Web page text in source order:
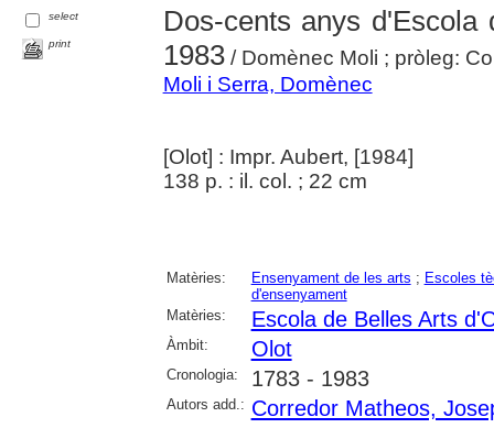
select
print
Dos-cents anys
1983/ Domènec Moli ; pròleg:
Moli i Serra, Domènec
[Olot] : Impr. Aubert, [1984]
138 p. : il. col. ; 22 cm
Matèries: Ensenyament de les arts ; Escoles
d'ensenyament
Matèries:
Escola de Belles Arts
Àmbit: Olot
Cronologia: 1783 - 1983
Autors add.: Corredor Matheos,